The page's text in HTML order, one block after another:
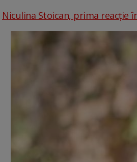
Niculina Stoican, prima reacție